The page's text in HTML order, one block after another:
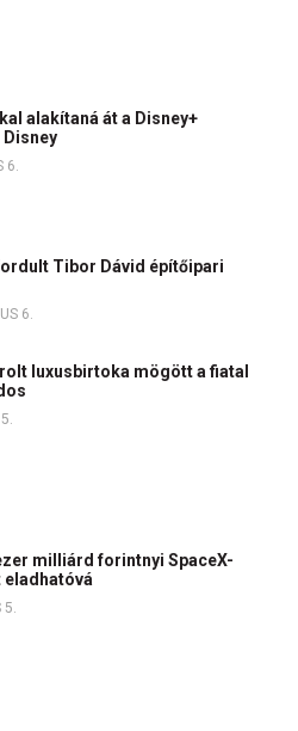
alakítaná át a Disney+
6.
Tibor Dávid építőipari
6.
luxusbirtoka mögött a fiatal
milliárd forintnyi SpaceX-
eladhatóvá
5.